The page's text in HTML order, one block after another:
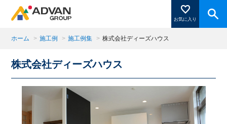
お気に入り
商品ページにある「お気に入り登録」を押すと登録した
商品がここに表示されます。
ホーム > 施工例 > 施工例集 > 株式会社ディーズハウス
株式会社ディーズハウス